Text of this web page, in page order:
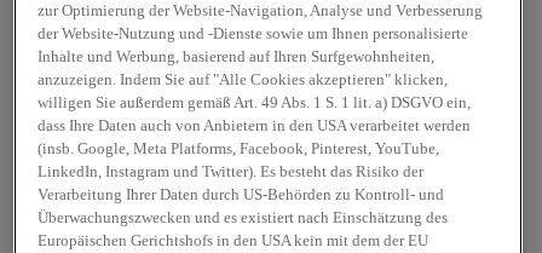
zur Optimierung der Website-Navigation, Analyse und Verbesserung
der Website-Nutzung und -Dienste sowie um Ihnen personalisierte
Inhalte und Werbung, basierend auf Ihren Surfgewohnheiten,
anzuzeigen. Indem Sie auf "Alle Cookies akzeptieren" klicken,
willigen Sie außerdem gemäß Art. 49 Abs. 1 S. 1 lit. a) DSGVO ein,
dass Ihre Daten auch von Anbietern in den USA verarbeitet werden
(insb. Google, Meta Platforms, Facebook, Pinterest, YouTube,
LinkedIn, Instagram und Twitter). Es besteht das Risiko der
Verarbeitung Ihrer Daten durch US-Behörden zu Kontroll- und
Überwachungszwecken und es existiert nach Einschätzung des
Europäischen Gerichtshofs in den USA kein mit dem der EU